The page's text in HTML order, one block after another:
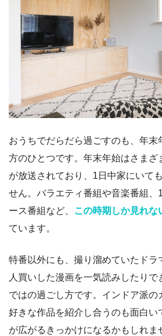
おうちでだらだら過ごすのも、年末
方のひとつです。年末年始はさまざ
が放送されており、1日中家にいて
せん。バラエティ番組や音楽番組、
ース番組など、 この時期しか見れな
ています。
特番以外にも、撮り溜めていたドラ
人買いした漫画を一気読みしたりで
ではの過ごし方です。インドア派の
好きな作品を紹介し合うのも面白い
が広がるきっかけになるかもしれま